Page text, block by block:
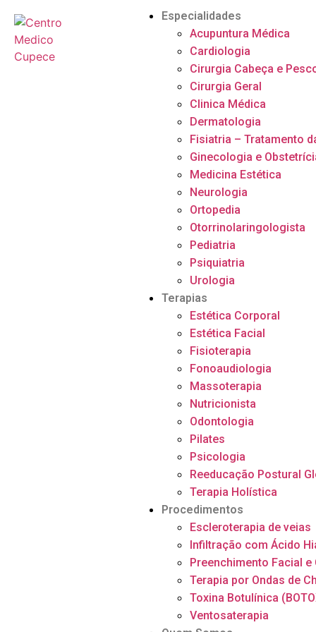
Especialidades
Acupuntura Médica
Cardiologia
Cirurgia Cabeça e
Cirurgia Geral
Clinica Médica
Dermatologia
Fisiatria – Tratamento
Ginecologia e
Medicina Estética
Neurologia
Ortopedia
Otorrinolaringologista
Pediatria
Psiquiatria
Urologia
Terapias
Estética Corporal
Estética Facial
Fisioterapia
Fonoaudiologia
Massoterapia
Nutricionista
Odontologia
Pilates
Psicologia
Reeducação Postural
Terapia Holística
Procedimentos
Escleroterapia de veias
Infiltração com Ácido
Preenchimento Facial e
Terapia por Ondas de
Toxina Botulínica
Ventosaterapia